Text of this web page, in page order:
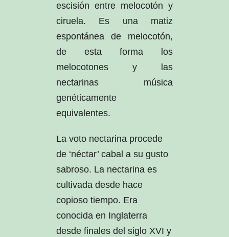
escisión entre melocotón y
ciruela. Es una matiz
espontánea de melocotón,
de esta forma los
melocotones y las
nectarinas música
genéticamente
equivalentes.
La voto nectarina procede
de ‘néctar’ cabal a su gusto
sabroso. La nectarina es
cultivada desde hace
copioso tiempo. Era
conocida en Inglaterra
desde finales del siglo XVI y